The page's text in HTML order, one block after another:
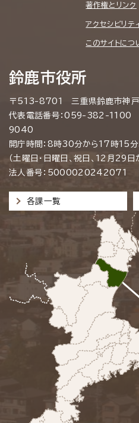
著作権とリンク
アクセシビリテ
このサイトにつ
鈴鹿市役所
〒513-8701 三重県鈴鹿市神戸
代表電話番号：059-382-1100
9040
開庁時間：8時30分から17時15分
（土曜日・日曜日、祝日、12月29日
法人番号：5000020242071
各課一覧